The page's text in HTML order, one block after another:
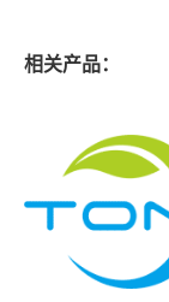
相关产品：